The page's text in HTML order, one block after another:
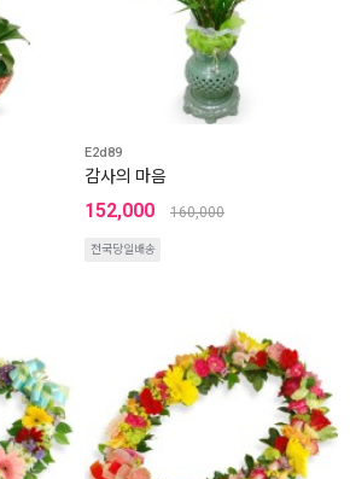
E2d89
감사의 마음
152,000 160,000
전국당일배송